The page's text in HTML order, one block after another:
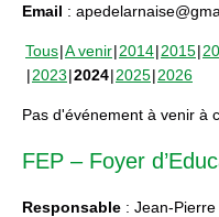
Email :
Tous A venir 2014 2015
2023 2024 2025 2026
Pas d'événement à venir à
FEP – Foyer
Responsable : Jean-Pierre